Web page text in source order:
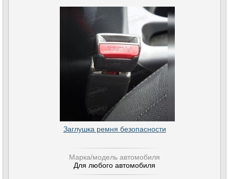
Заглушка ремня безопасности
Марка/модель автомобиля
Для любого автомобиля